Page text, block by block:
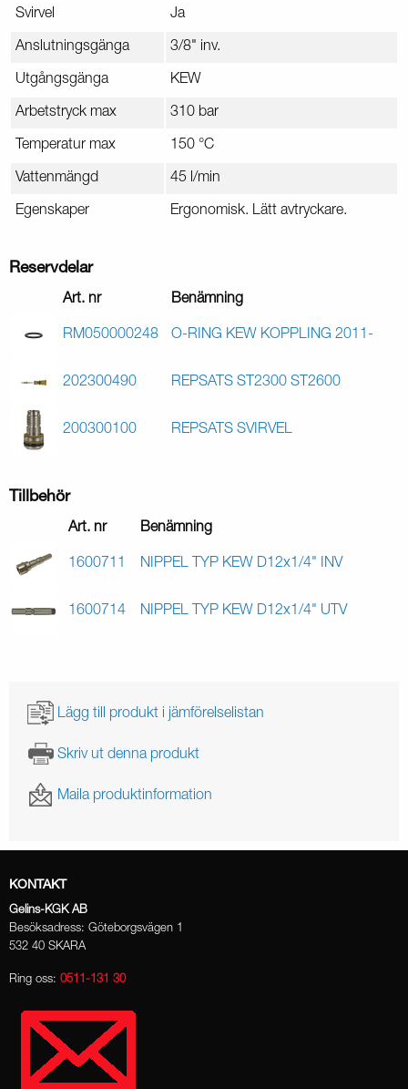
Svirvel Ja
Anslutningsgänga 3/8" inv.
Utgångsgänga KEW
Arbetstryck max 310 bar
Temperatur max 150 °C
Vattenmängd 45 l/min
Egenskaper Ergonomisk. Lätt avtryckare.
Reservdelar
Art. nr Benämning
RM050000248 O-RING KEW KOPPLING 2011-
202300490 REPSATS ST2300 ST2600
200300100 REPSATS SVIRVEL
Tillbehör
Art. nr Benämning
1600711 NIPPEL TYP KEW D12x1/4" INV
1600714 NIPPEL TYP KEW D12x1/4" UTV
Lägg till produkt i jämförelselistan
Skriv ut denna produkt
Maila produktinformation
KONTAKT
Gelins-KGK AB
Besöksadress: Göteborgsvägen 1
532 40 SKARA
Ring oss: 0511-131 30